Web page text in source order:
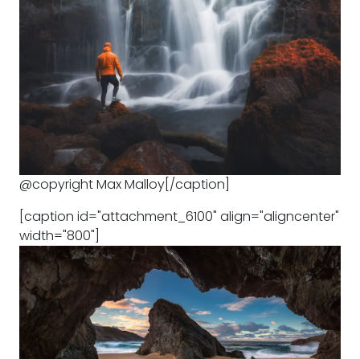
@copyright Max Malloy[/caption]
[caption id="attachment_6100" align="aligncenter"
width="800"]